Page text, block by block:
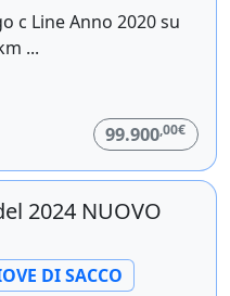
c Line Anno 2020 su
...
99.900,00€
2024 NUOVO
DI SACCO